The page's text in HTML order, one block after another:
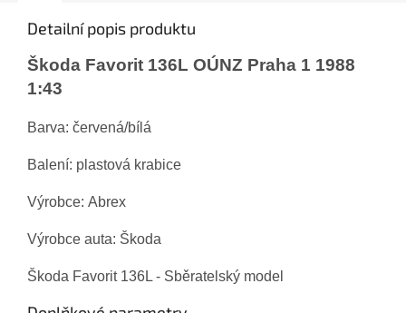
Detailní popis produktu
Škoda Favorit 136L OÚNZ Praha 1 1988
1:43
Barva: červená/bílá
Balení: plastová krabice
Výrobce: Abrex
Výrobce auta: Škoda
Škoda Favorit 136L - Sběratelský model